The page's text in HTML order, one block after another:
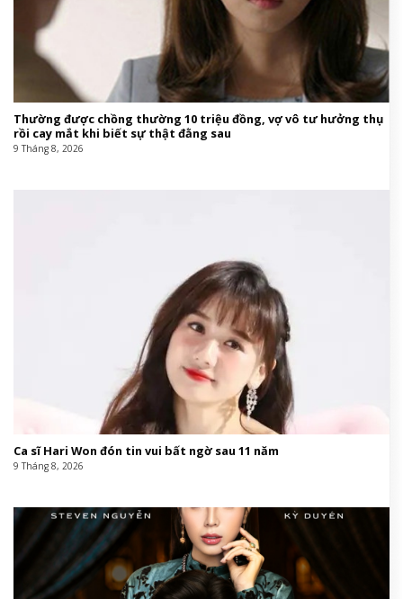
Thường được chồng thường 10 triệu đồng, vợ vô tư hưởng thụ
rồi cay mắt khi biết sự thật đằng sau
9 Tháng 8, 2026
Ca sĩ Hari Won đón tin vui bất ngờ sau 11 năm
9 Tháng 8, 2026